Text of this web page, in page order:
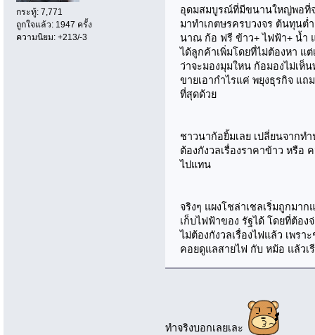
กระทู้: 7,771
ถูกใจแล้ว: 1947 ครั้ง
ความนิยม: +213/-3
อุดมสมบูรณ์ที่มีขนานใหญ่พอที่จ
มาทำเกตษรครบวงจร ต้นทุนต่
นาณ ก้อ ฟรี ข้าว+ ไฟฟ้า+ น้ำ
ได้ลูกค้าเพิ่มโดยที่ไม่ต้องหา แ
ว่าจะมองมุมใหน ก้อมองไม่เห็
ขายเอากำไรแค่ พยุงธุรกิจ แ
ที่สุดด้วย
ชาวนาก้อยิ้มเลย เปลี่ยนจากท
ต้องกังวลเรื่องราคาข้าว หรือ
ไปแทน
จริงๆ แผงโชล่าเชลเริ่มถูกมา
เก็บไฟฟ้าของ รัฐได้ โดยที่ต้อง
ไม่ต้องกังวลเรื่องไฟแล้ว เพร
คอยดูแลสายไฟ กับ หม้อ แล้วเ
ทำจริงบอกเลยเละ